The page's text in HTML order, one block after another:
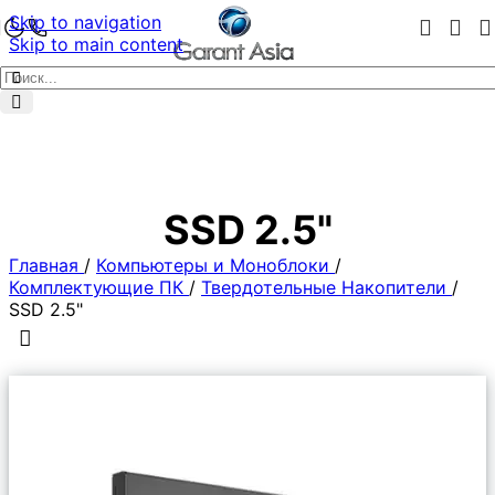
Skip to navigation
Skip to main content
SSD 2.5"
Главная / Компьютеры и Моноблоки /
Комплектующие ПК / Твердотельные Накопители /
SSD 2.5"